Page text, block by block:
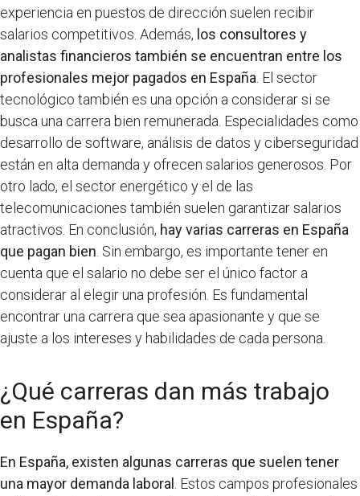
experiencia en puestos de dirección suelen recibir
salarios competitivos. Además, los consultores y
analistas financieros también se encuentran entre los
profesionales mejor pagados en España El sector
tecnológico también es una opción a considerar si se
busca una carrera bien remunerada. Especialidades como
desarrollo de software, análisis de datos y ciberseguridad
están en alta demanda y ofrecen salarios generosos. Por
otro lado, el sector energético y el de las
telecomunicaciones también suelen garantizar salarios
atractivos. En conclusión, hay varias carreras en España
que pagan bien . Sin embargo, es importante tener en
cuenta que el salario no debe ser el único factor a
considerar al elegir una profesión. Es fundamental
encontrar una carrera que sea apasionante y que se
ajuste a los intereses y habilidades de cada persona.
¿Qué carreras dan más trabajo
en España?
En España, existen algunas carreras que suelen tener
una mayor demanda laboral
. Estos campos profesionales